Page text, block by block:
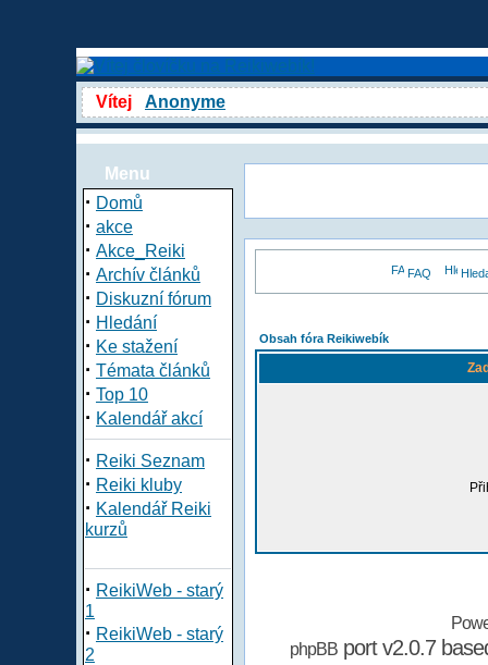
Vítej Anonyme
Menu
· Domů
· akce
· Akce_Reiki
· Archív článků
· Diskuzní fórum
· Hledání
· Ke stažení
· Témata článků
· Top 10
· Kalendář akcí
· Reiki Seznam
· Reiki kluby
· Kalendář Reiki
kurzů
· ReikiWeb - starý
1
· ReikiWeb - starý
2
FAQ
Obsah fóra Reikiwebík
phpBBport v2.0.7